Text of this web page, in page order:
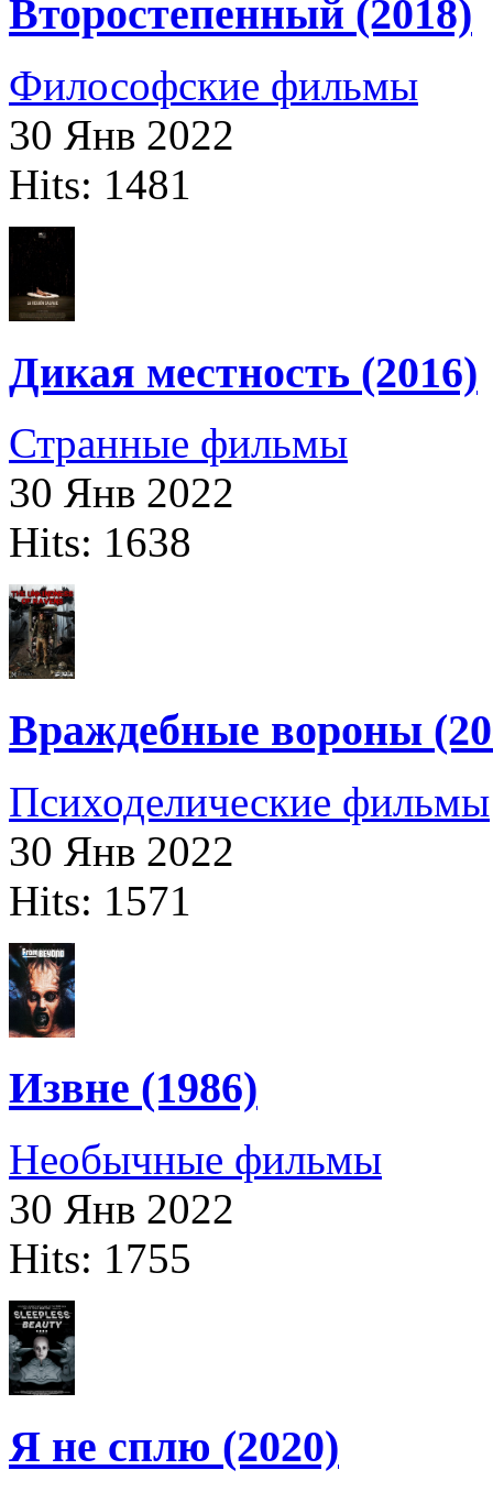
Второстепенный (2018)
Философские фильмы
30 Янв 2022
Hits: 1481
Дикая местность (2016)
Странные фильмы
30 Янв 2022
Hits: 1638
Враждебные вороны
Психоделические фильмы
30 Янв 2022
Hits: 1571
Извне (1986)
Необычные фильмы
30 Янв 2022
Hits: 1755
Я не сплю (2020)